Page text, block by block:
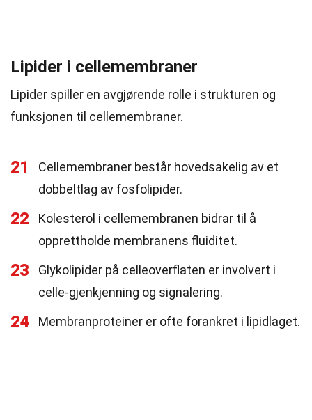
Lipider i cellemembraner
Lipider spiller en avgjørende rolle i strukturen og
funksjonen til cellemembraner.
21
Cellemembraner består hovedsakelig av et
dobbeltlag av fosfolipider.
22
Kolesterol i cellemembranen bidrar til å
opprettholde membranens fluiditet.
23
Glykolipider på celleoverflaten er involvert i
celle-gjenkjenning og signalering.
24 Membranproteiner er ofte forankret i lipidlaget.